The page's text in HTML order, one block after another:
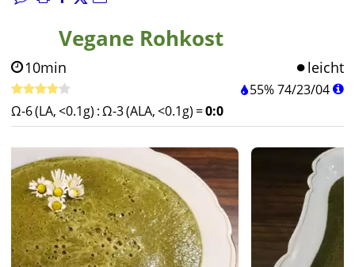
Vegane Rohkost
10min leicht
55%74/23/04
Ω-6 (LA, <0.1g) :Ω-3 (ALA, <0.1g) =0:0